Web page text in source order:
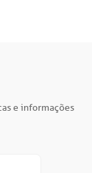
e informações